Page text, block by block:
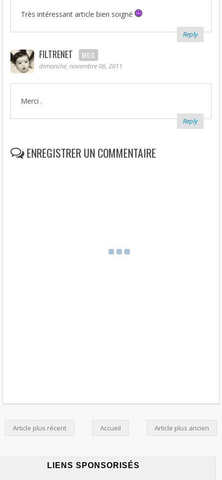
Très intéressant article bien soigné
Reply
FILTRENET MOD
dimanche, novembre 06, 2011
Merci .
Reply
ENREGISTRER UN COMMENTAIRE
Article plus récent Article plus ancien
Accueil
LIENS SPONSORISÉS